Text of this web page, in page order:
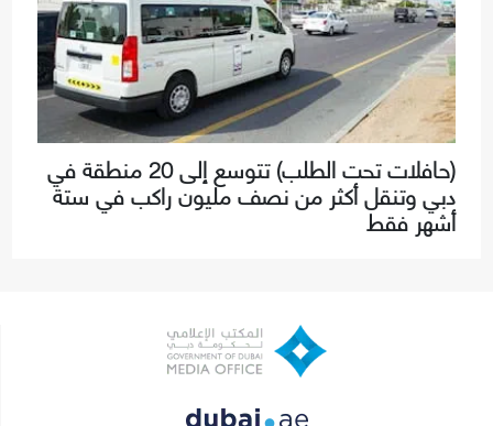
(حافلات تحت الطلب) تتوسع إلى 20 منطقة في
دبي وتنقل أكثر من نصف مليون راكب في ستة
أشهر فقط